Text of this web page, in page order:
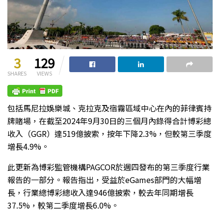
3
SHARES
129
VIEWS
包括馬尼拉娛樂城、克拉克及宿霧區域中心在內的菲律賓持
牌賭場，在截至2024年9月30日的三個月內錄得合計博彩總
收入（GGR）達519億披索，按年下降2.3%，但較第三季度
增長4.9%。
此更新為博彩監管機構PAGCOR於週四發布的第三季度行業
報告的一部分。報告指出，受益於eGames部門的大幅增
長，行業總博彩總收入達946億披索，較去年同期增長
37.5%，較第二季度增長6.0%。